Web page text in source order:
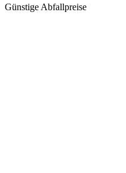
Günstige Abfallpreise